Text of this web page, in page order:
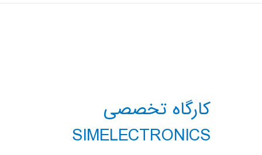
کارگاه تخصصی
SIMELECTRONICS